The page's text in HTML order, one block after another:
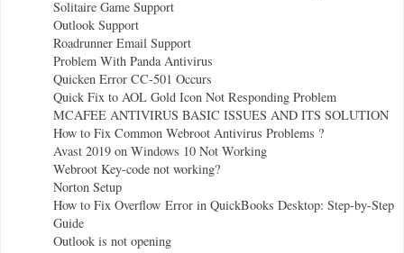
Solitaire Game Support
Outlook Support
Roadrunner Email Support
Problem With Panda Antivirus
Quicken Error CC-501 Occurs
Quick Fix to AOL Gold Icon Not Responding Problem
MCAFEE ANTIVIRUS BASIC ISSUES AND ITS SOLUTION
How to Fix Common Webroot Antivirus Problems ?
Avast 2019 on Windows 10 Not Working
Webroot Key-code not working?
Norton Setup
How to Fix Overflow Error in QuickBooks Desktop: Step-by-Step
Guide
Outlook is not opening